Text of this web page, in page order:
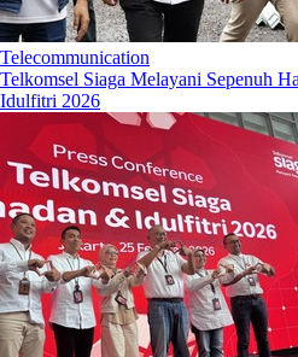
Telecommunication
Telkomsel Siaga Melayani Sepenuh
Idulfitri 2026